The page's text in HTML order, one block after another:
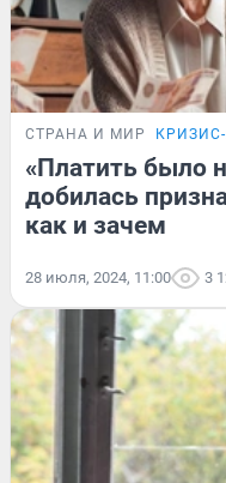
СТРАНА И МИР
«Платить было
добилась
как и зачем
28 июля, 2024, 11:00 3